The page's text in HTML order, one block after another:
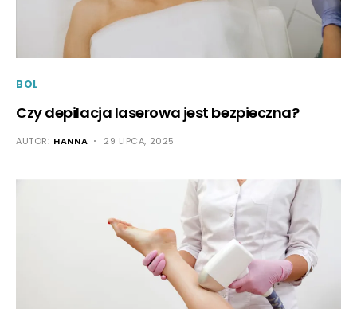
BOL
Czy depilacja laserowa jest bezpieczna?
AUTOR: HANNA 29 LIPCA, 2025